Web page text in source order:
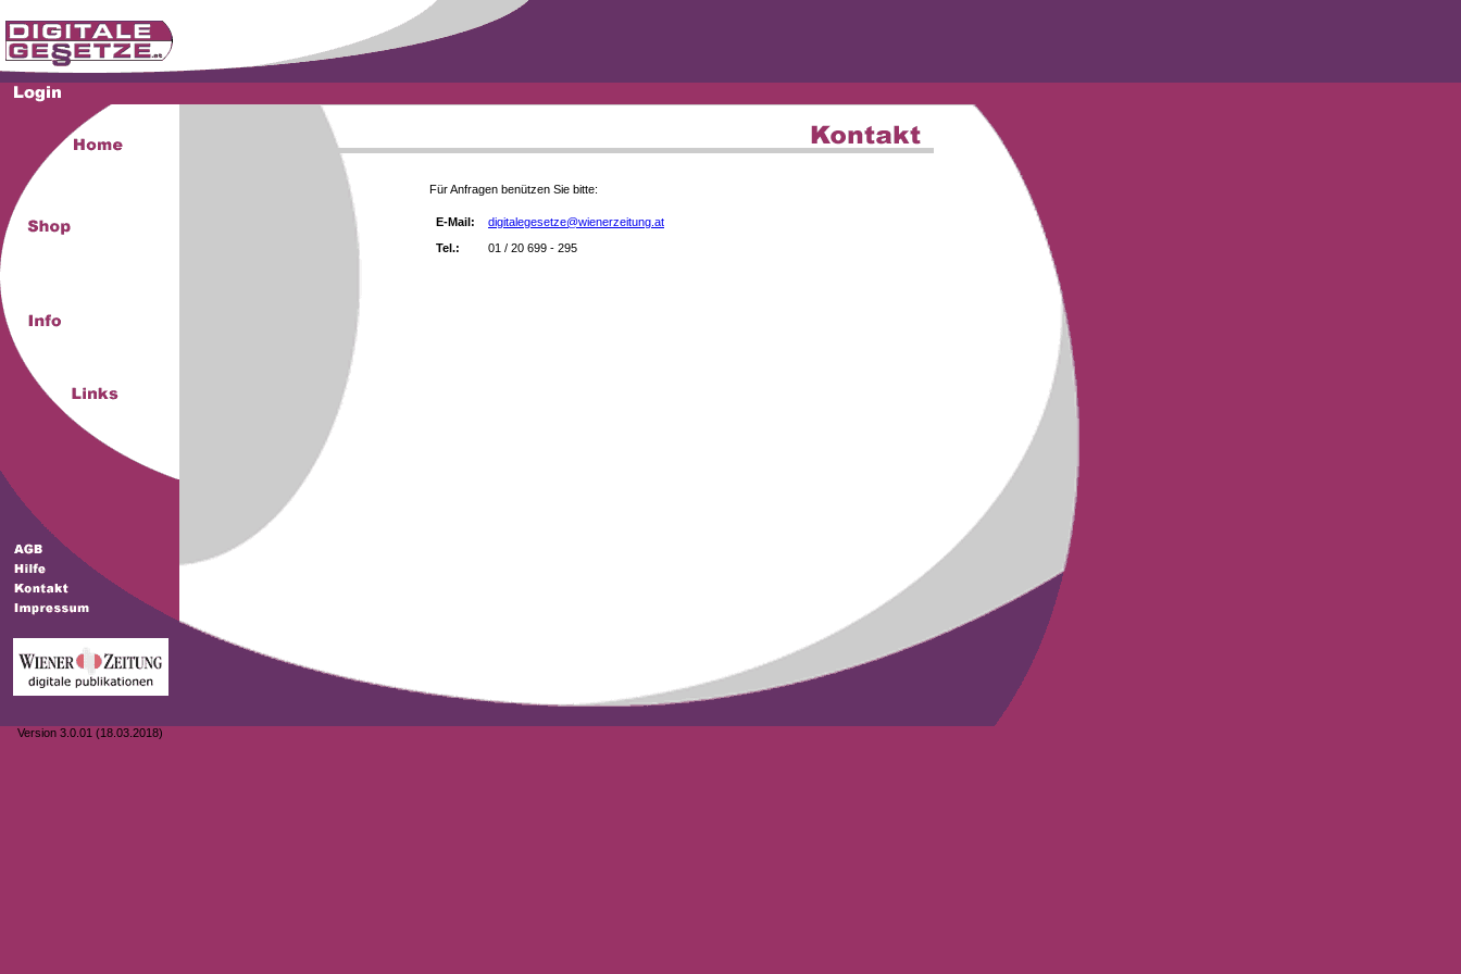
Version 3.0.01 (18.03.2018)
Für Anfragen benützen Sie bitte:
E-Mail:
digitalegesetze@wienerzeitung.at
Tel.:
01 / 20 699 - 295